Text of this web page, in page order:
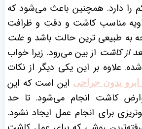
را دارد. همچنین باعث می‌شود که
زاویه مناسب کاشت و دقت و ظرافت
به طبیعی ترین حالت باشد وعلت
از کاشت از بین می‌رود. زیرا خواب
علاوه بر این یکی دیگر از نکات
بدون جراحی این است که این
کاشت انجام می‌شود. تا حد
برای انجام عمل ایجاد نشود.